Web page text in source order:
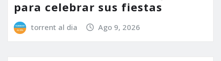
para celebrar sus fiestas
torrent al dia Ago 9, 2026